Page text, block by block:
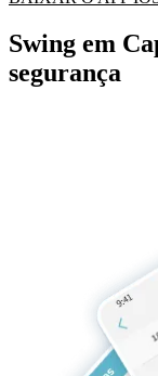
Swing em
segurança